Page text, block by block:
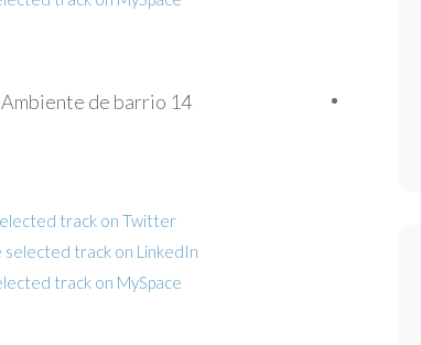
Ambiente de barrio 14